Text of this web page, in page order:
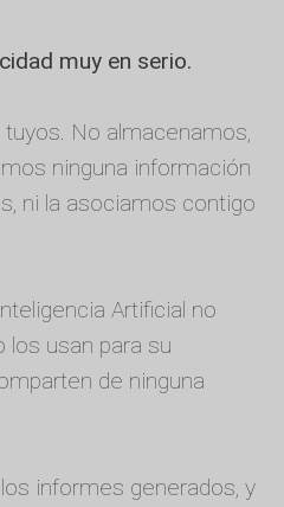
muy en serio.
No almacenamos,
ninguna información
ni la asociamos contigo
Artificial no
los usan para su
de ninguna
informes generados, y